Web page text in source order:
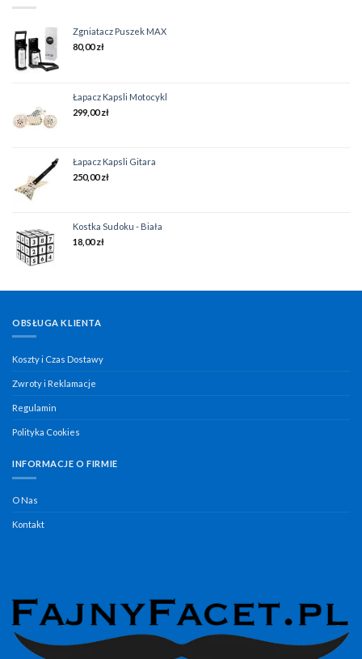
Zgniatacz Puszek MAX
80,00zł
Łapacz Kapsli Motocykl
299,00zł
Łapacz Kapsli Gitara
250,00zł
Kostka Sudoku - Biała
18,00zł
OBSŁUGA KLIENTA
Koszty i Czas Dostawy
Zwroty i Reklamacje
Regulamin
Polityka Cookies
INFORMACJE O FIRMIE
O Nas
Kontakt